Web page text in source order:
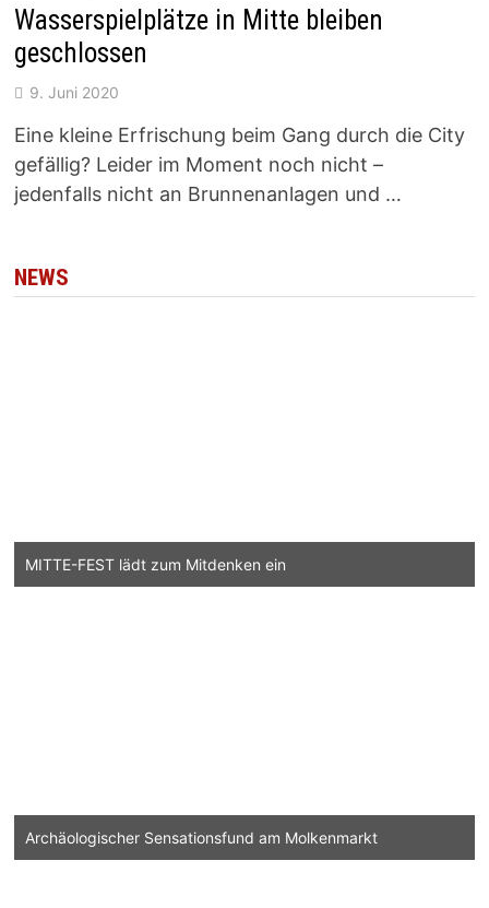
Wasserspielplätze in Mitte bleiben
geschlossen
9. Juni 2020
Eine kleine Erfrischung beim Gang durch die City
gefällig? Leider im Moment noch nicht –
jedenfalls nicht an Brunnenanlagen und …
NEWS
MITTE-FEST lädt zum Mitdenken ein
Archäologischer Sensationsfund am Molkenmarkt